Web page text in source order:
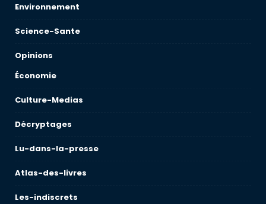
Environnement
Science-Sante
Opinions
Économie
Culture-Medias
Décryptages
Lu-dans-la-presse
Atlas-des-livres
Les-indiscrets